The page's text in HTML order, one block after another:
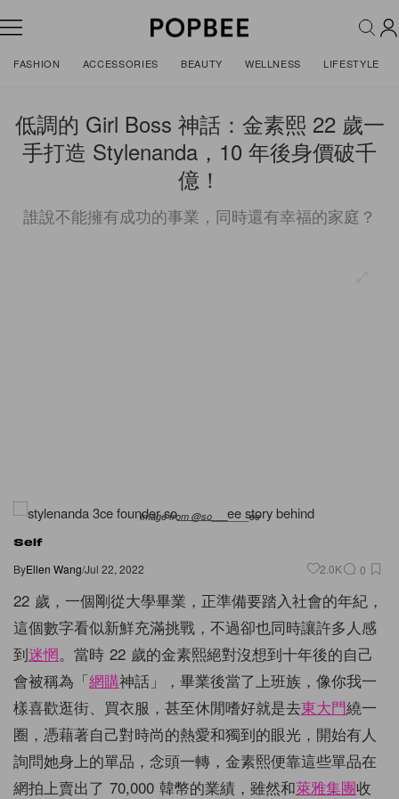
FASHION ACCESSORIES BEAUTY WELLNESS LIFESTYLE
低調的 Girl Boss 神話：金素熙 22 歲一
手打造 Stylenanda，10 年後身價破千
億！
誰說不能擁有成功的事業，同時還有幸福的家庭？
Image from @so_______ee
Self
ByEllen Wang/Jul 22, 2022 2.0K 0
22 歲，一個剛從大學畢業，正準備要踏入社會的年紀，
這個數字看似新鮮充滿挑戰，不過卻也同時讓許多人感
到迷惘。當時 22 歲的金素熙絕對沒想到十年後的自己
會被稱為「網購神話」，畢業後當了上班族，像你我一
樣喜歡逛街、買衣服，甚至休閒嗜好就是去東大門繞一
圈，憑藉著自己對時尚的熱愛和獨到的眼光，開始有人
詢問她身上的單品，念頭一轉，金素熙便靠這些單品在
網拍上賣出了 70,000 韓幣的業績，雖然和萊雅集團收